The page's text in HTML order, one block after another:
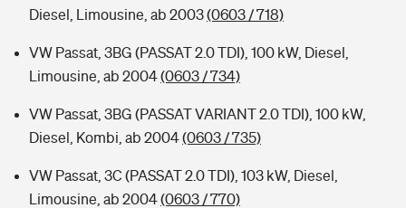
Diesel, Limousine, ab 2003(0603 / 718)
VW Passat, 3BG (PASSAT 2.0 TDI), 100 kW, Diesel,
Limousine, ab 2004(0603 / 734)
VW Passat, 3BG (PASSAT VARIANT 2.0 TDI), 100 kW,
Diesel, Kombi, ab 2004(0603 / 735)
VW Passat, 3C (PASSAT 2.0 TDI), 103 kW, Diesel,
Limousine, ab 2004(0603 / 770)